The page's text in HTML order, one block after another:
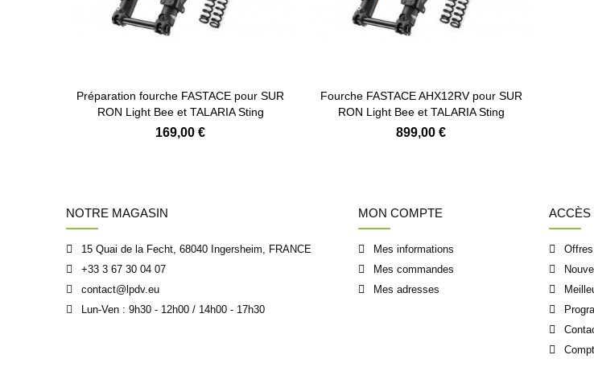
Préparation fourche FASTACE pour SUR
RON Light Bee et TALARIA Sting
169,00 €
Fourche FASTACE AHX12RV pour SUR
RON Light Bee et TALARIA Sting
899,00 €
NOTRE MAGASIN
15 Quai de la Fecht, 68040 Ingersheim, FRANCE
+33 3 67 30 04 07
contact@lpdv.eu
Lun-Ven : 9h30 - 12h00 / 14h00 - 17h30
MON COMPTE
Mes informations
Mes commandes
Mes adresses
ACCÈS